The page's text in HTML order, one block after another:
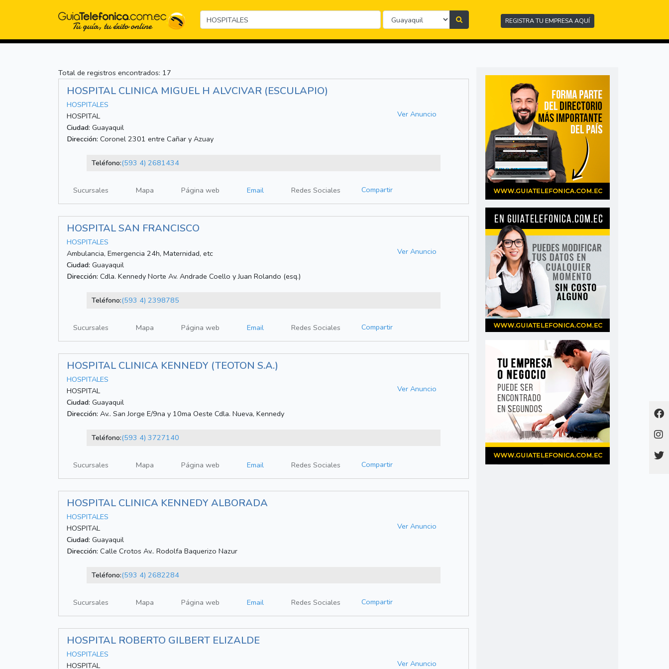
REGISTRA TU EMPRESA AQUÍ
Total de registros encontrados: 17
HOSPITAL CLINICA MIGUEL H ALVCIVAR (ESCULAPIO)
HOSPITALES
HOSPITAL
Ciudad: Guayaquil
Dirección: Coronel 2301 entre Cañar y Azuay
Ver Anuncio
Teléfono:(593 4) 2681434
Sucursales Mapa Página web Email Redes Sociales Compartir
HOSPITAL SAN FRANCISCO
HOSPITALES
Ambulancia, Emergencia 24h, Maternidad, etc
Ciudad: Guayaquil
Dirección: Cdla. Kennedy Norte Av. Andrade Coello y Juan Rolando (esq.)
Ver Anuncio
Teléfono:(593 4) 2398785
Sucursales Mapa Página web Email Redes Sociales Compartir
HOSPITAL CLINICA KENNEDY (TEOTON S.A.)
HOSPITALES
HOSPITAL
Ciudad: Guayaquil
Dirección: Av.. San Jorge E/9na y 10ma Oeste Cdla. Nueva, Kennedy
Ver Anuncio
Teléfono:(593 4) 3727140
Sucursales Mapa Página web Email Redes Sociales Compartir
HOSPITAL CLINICA KENNEDY ALBORADA
HOSPITALES
HOSPITAL
Ciudad: Guayaquil
Dirección: Calle Crotos Av.. Rodolfa Baquerizo Nazur
Ver Anuncio
Teléfono:(593 4) 2682284
Sucursales Mapa Página web Email Redes Sociales Compartir
HOSPITAL ROBERTO GILBERT ELIZALDE
HOSPITALES
HOSPITAL
Ver Anuncio